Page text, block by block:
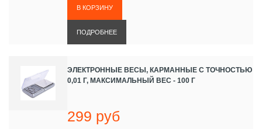
ПОДРОБНЕЕ
ЭЛЕКТРОННЫЕ ВЕСЫ, КАРМАННЫЕ С ТОЧНОСТЬЮ
0,01 Г, МАКСИМАЛЬНЫЙ ВЕС - 100 Г
299 руб